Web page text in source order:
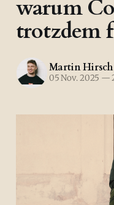
warum
trotzdem
Martin Hirsch
05 Nov. 2025 —